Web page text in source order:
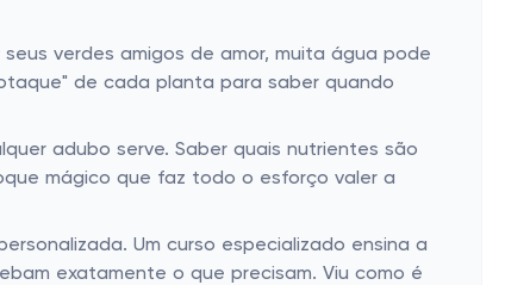
verdes amigos de amor, muita água pode
de cada planta para saber quando
adubo serve. Saber quais nutrientes são
mágico que faz todo o esforço valer a
Um curso especializado ensina a
exatamente o que precisam. Viu como é